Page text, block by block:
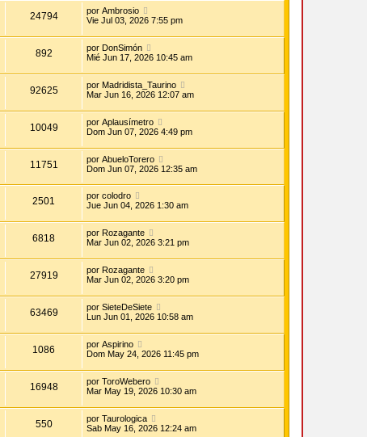
24794 por Ambrosio
Vie Jul 03, 2026 7:55 pm
892 por DonSimón
Mié Jun 17, 2026 10:45 am
92625 por Madridista_Taurino
Mar Jun 16, 2026 12:07 am
10049 por Aplausímetro
Dom Jun 07, 2026 4:49 pm
11751 por AbueloTorero
Dom Jun 07, 2026 12:35 am
2501 por colodro
Jue Jun 04, 2026 1:30 am
6818 por Rozagante
Mar Jun 02, 2026 3:21 pm
27919 por Rozagante
Mar Jun 02, 2026 3:20 pm
63469 por SieteDeSiete
Lun Jun 01, 2026 10:58 am
1086 por Aspirino
Dom May 24, 2026 11:45 pm
16948 por ToroWebero
Mar May 19, 2026 10:30 am
550 por Taurologica
Sab May 16, 2026 12:24 am